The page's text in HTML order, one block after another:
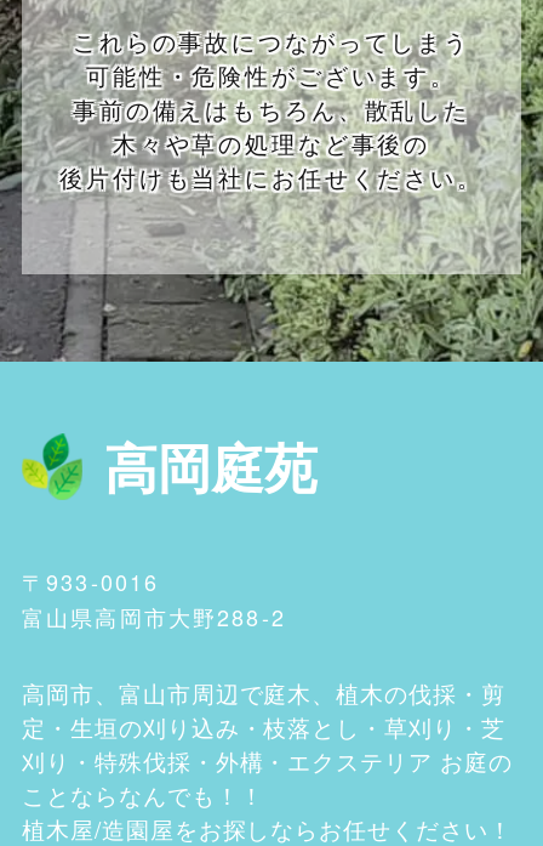
これらの事故につながってしまう
可能性・危険性がございます。
事前の備えはもちろん、散乱した
木々や草の処理など事後の
後片付けも当社にお任せください。
高岡庭苑
〒933-0016
富山県高岡市大野288-2
高岡市、富山市周辺で庭木、植木の伐採・剪
定・生垣の刈り込み・枝落とし・草刈り・芝
刈り・特殊伐採・外構・エクステリア お庭の
ことならなんでも！！
植木屋/造園屋をお探しならお任せください！